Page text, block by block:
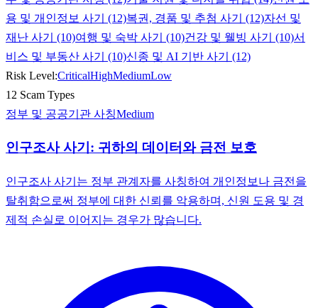
용 및 개인정보 사기 (12)복권, 경품 및 추첨 사기 (12)자선 및
재난 사기 (10)여행 및 숙박 사기 (10)건강 및 웰빙 사기 (10)서
비스 및 부동산 사기 (10)신종 및 AI 기반 사기 (12)
Risk Level:CriticalHighMediumLow
12 Scam Types
정부 및 공공기관 사칭Medium
인구조사 사기: 귀하의 데이터와 금전 보호
인구조사 사기는 정부 관계자를 사칭하여 개인정보나 금전을
탈취함으로써 정부에 대한 신뢰를 악용하며, 신원 도용 및 경
제적 손실로 이어지는 경우가 많습니다.